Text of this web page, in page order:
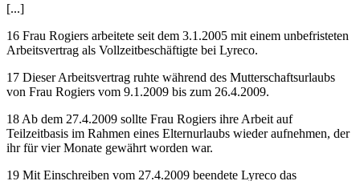
[...]
16 Frau Rogiers arbeitete seit dem 3.1.2005 mit einem unbefristeten
Arbeitsvertrag als Vollzeitbeschäftigte bei Lyreco.
17 Dieser Arbeitsvertrag ruhte während des Mutterschaftsurlaubs
von Frau Rogiers vom 9.1.2009 bis zum 26.4.2009.
18 Ab dem 27.4.2009 sollte Frau Rogiers ihre Arbeit auf
Teilzeitbasis im Rahmen eines Elternurlaubs wieder aufnehmen, der
ihr für vier Monate gewährt worden war.
19 Mit Einschreiben vom 27.4.2009 beendete Lyreco das